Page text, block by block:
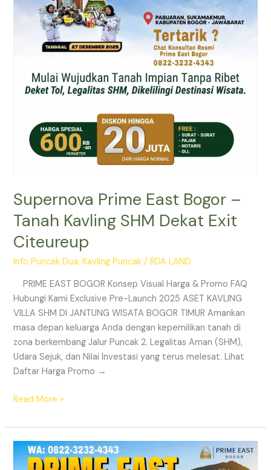
Supernova Prime East Bogor –
Tanah Kavling SHM Dekat Exit
Citeureup
Info Puncak Dua,Kavling Puncak /RDA LAND
PRIME EAST BOGOR Konsep Visual Harga & Promo FAQ
Hubungi Kami Exclusive Pre-Launch 2025 ASET KAVLING
VILLA SHM DI JANTUNG WISATA BOGOR TIMUR Amankan
masa depan keluarga Anda dengan kepemilikan tanah di
zona berkembang Jalur Puncak 2. Legalitas Aman (SHM),
Udara Sejuk, dan Nilai Investasi yang terus melesat. Lihat
Daftar Harga Promo →
Kavling
Citeureup
Read More »
Prime
East